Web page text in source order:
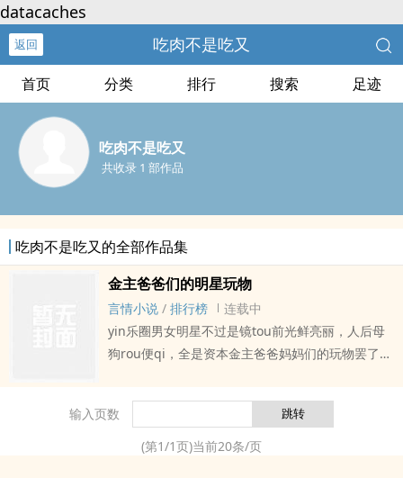
datacaches
返回 吃肉不是吃又
首页 分类 排行 搜索 足迹
吃肉不是吃又
共收录 1 部作品
吃肉不是吃又的全部作品集
金主爸爸们的明星玩物
言情小说 / 排行榜
连载中
yin乐圈男女明星不过是镜tou前光鲜亮丽，人后母
狗rou便qi，全是资本金主爸爸妈妈们的玩物罢了。
陪导演摄影（等等）睡。 网上戏称ta们是婊子
jingrou便首 发 + y i n b i s h u w u . c o m + qi，
然而谁都知dao这并不只是戏称。 文案无能请看正
输入页数
(第1/1页)当前20条/页